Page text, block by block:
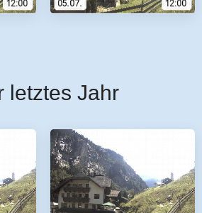
letztes Jahr